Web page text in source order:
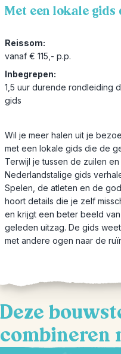
Met een lokale gids
Reissom:
vanaf € 115,- p.p.
Inbegrepen:
1,5 uur durende rondleiding
gids
Wil je meer halen uit je
met een lokale gids die de
Terwijl je tussen de zuilen
Nederlandstalige gids
Spelen, de atleten en de
hoort details die je zelf
en krijgt een beter beeld
geleden uitzag. De gids
met andere ogen naar de
Deze
combineren